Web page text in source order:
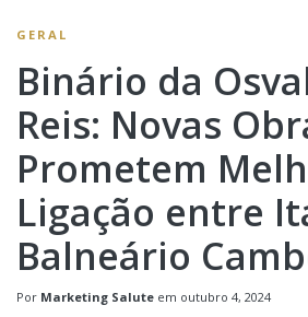
GERAL
Binário da
Reis: Novas
Prometem
Ligação entre
Balneário
Por Marketing Salute em outubro 4, 2024